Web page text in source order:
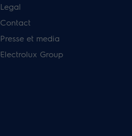
Legal
Contact
Presse et media
Electrolux Group